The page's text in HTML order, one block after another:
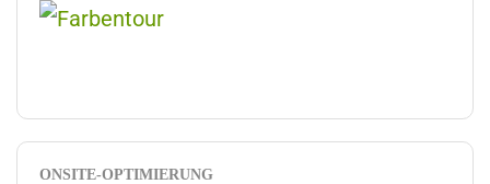
ONSITE-OPTIMIERUNG